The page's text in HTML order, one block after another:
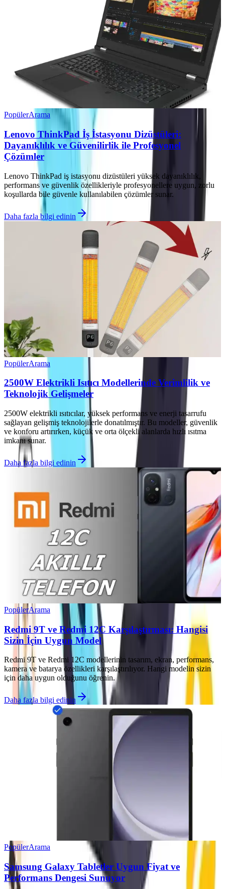
PopülerArama
Lenovo ThinkPad İş İstasyonu Dizüstüleri:
Dayanıklılık ve Güvenilirlik ile Profesyonel
Çözümler
Lenovo ThinkPad iş istasyonu dizüstüleri yüksek dayanıklılık,
performans ve güvenlik özellikleriyle profesyonellere uygun, zorlu
koşullarda bile güvenle kullanılabilen çözümler sunar.
Daha fazla bilgi edinin
PopülerArama
2500W Elektrikli Isıtıcı Modellerinde Verimlilik ve
Teknolojik Gelişmeler
2500W elektrikli ısıtıcılar, yüksek performans ve enerji tasarrufu
sağlayan gelişmiş teknolojilerle donatılmıştır. Bu modeller, güvenlik
ve konforu artırırken, küçük ve orta ölçekli alanlarda hızlı ısıtma
imkanı sunar.
Daha fazla bilgi edinin
PopülerArama
Redmi 9T ve Redmi 12C Karşılaştırması: Hangisi
Sizin İçin Uygun Model
Redmi 9T ve Redmi 12C modellerinin tasarım, ekran, performans,
kamera ve batarya özellikleri karşılaştırılıyor. Hangi modelin sizin
için daha uygun olduğunu öğrenin.
Daha fazla bilgi edinin
PopülerArama
Samsung Galaxy Tabletler Uygun Fiyat ve
Performans Dengesi Sunuyor